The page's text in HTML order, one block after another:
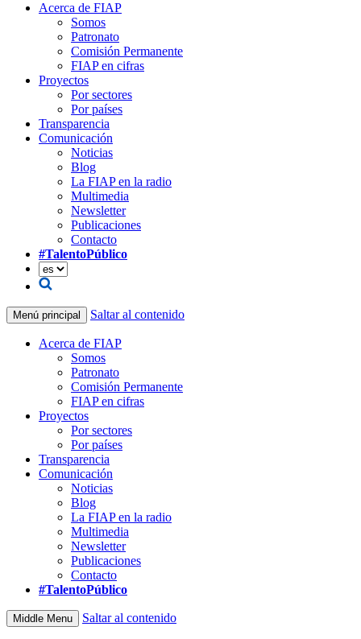
Acerca de FIAP
Somos
Patronato
Comisión Permanente
FIAP en cifras
Proyectos
Por sectores
Por países
Transparencia
Comunicación
Noticias
Blog
La FIAP en la radio
Multimedia
Newsletter
Publicaciones
Contacto
#TalentoPúblico
Menú principal Saltar al contenido
Acerca de FIAP
Somos
Patronato
Comisión Permanente
FIAP en cifras
Proyectos
Por sectores
Por países
Transparencia
Comunicación
Noticias
Blog
La FIAP en la radio
Multimedia
Newsletter
Publicaciones
Contacto
#TalentoPúblico
Middle Menu Saltar al contenido